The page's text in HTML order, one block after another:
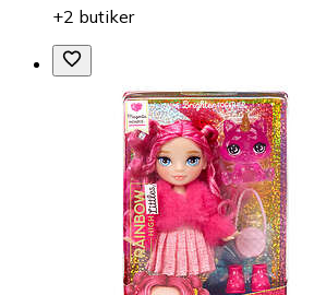
+2 butiker